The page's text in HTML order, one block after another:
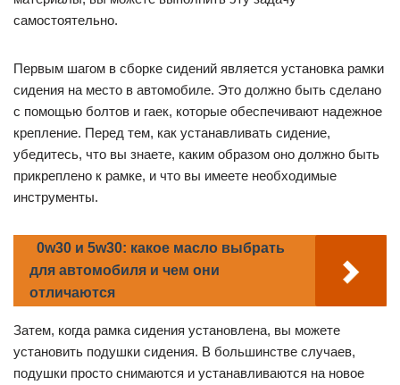
самостоятельно.
Первым шагом в сборке сидений является установка рамки
сидения на место в автомобиле. Это должно быть сделано
с помощью болтов и гаек, которые обеспечивают надежное
крепление. Перед тем, как устанавливать сидение,
убедитесь, что вы знаете, каким образом оно должно быть
прикреплено к рамке, и что вы имеете необходимые
инструменты.
0w30 и 5w30: какое масло выбрать
для автомобиля и чем они
отличаются
Затем, когда рамка сидения установлена, вы можете
установить подушки сидения. В большинстве случаев,
подушки просто снимаются и устанавливаются на новое